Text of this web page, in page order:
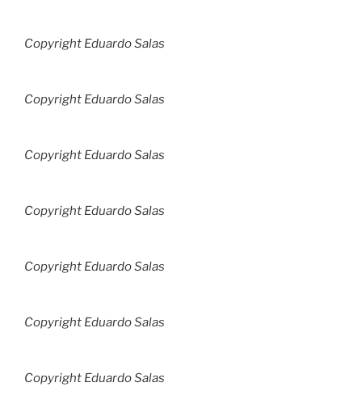
Copyright Eduardo Salas
Copyright Eduardo Salas
Copyright Eduardo Salas
Copyright Eduardo Salas
Copyright Eduardo Salas
Copyright Eduardo Salas
Copyright Eduardo Salas